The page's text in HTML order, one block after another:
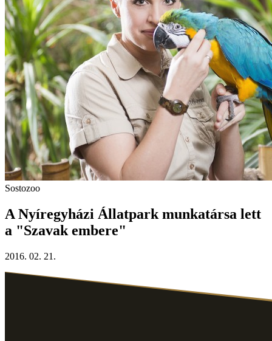
Sostozoo
A Nyíregyházi Állatpark munkatársa lett
a "Szavak embere"
2016. 02. 21.